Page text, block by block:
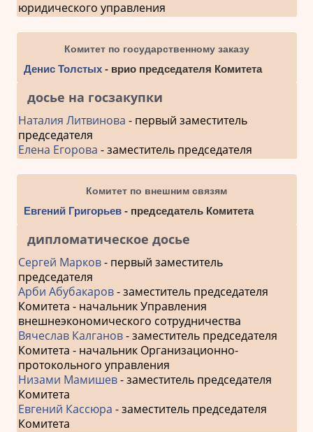
юридического управления
Комитет по государственному заказу
Денис Толстых- врио председателя Комитета
досье на госзакупки
Наталия Литвинова - первый заместитель
председателя
Елена Егорова - заместитель председателя
Комитет по внешним связям
Евгений Григорьев- председатель Комитета
дипломатическое досье
Сергей Марков- первый заместитель
председателя
Арби Абубакаров- заместитель председателя
Комитета - начальник Управления
внешнеэкономического сотрудничества
Вячеслав Калганов- заместитель председателя
Комитета - начальник Организационно-
протокольного управления
Низами Мамишев- заместитель председателя
Комитета
Евгений Кассюра - заместитель председателя
Комитета